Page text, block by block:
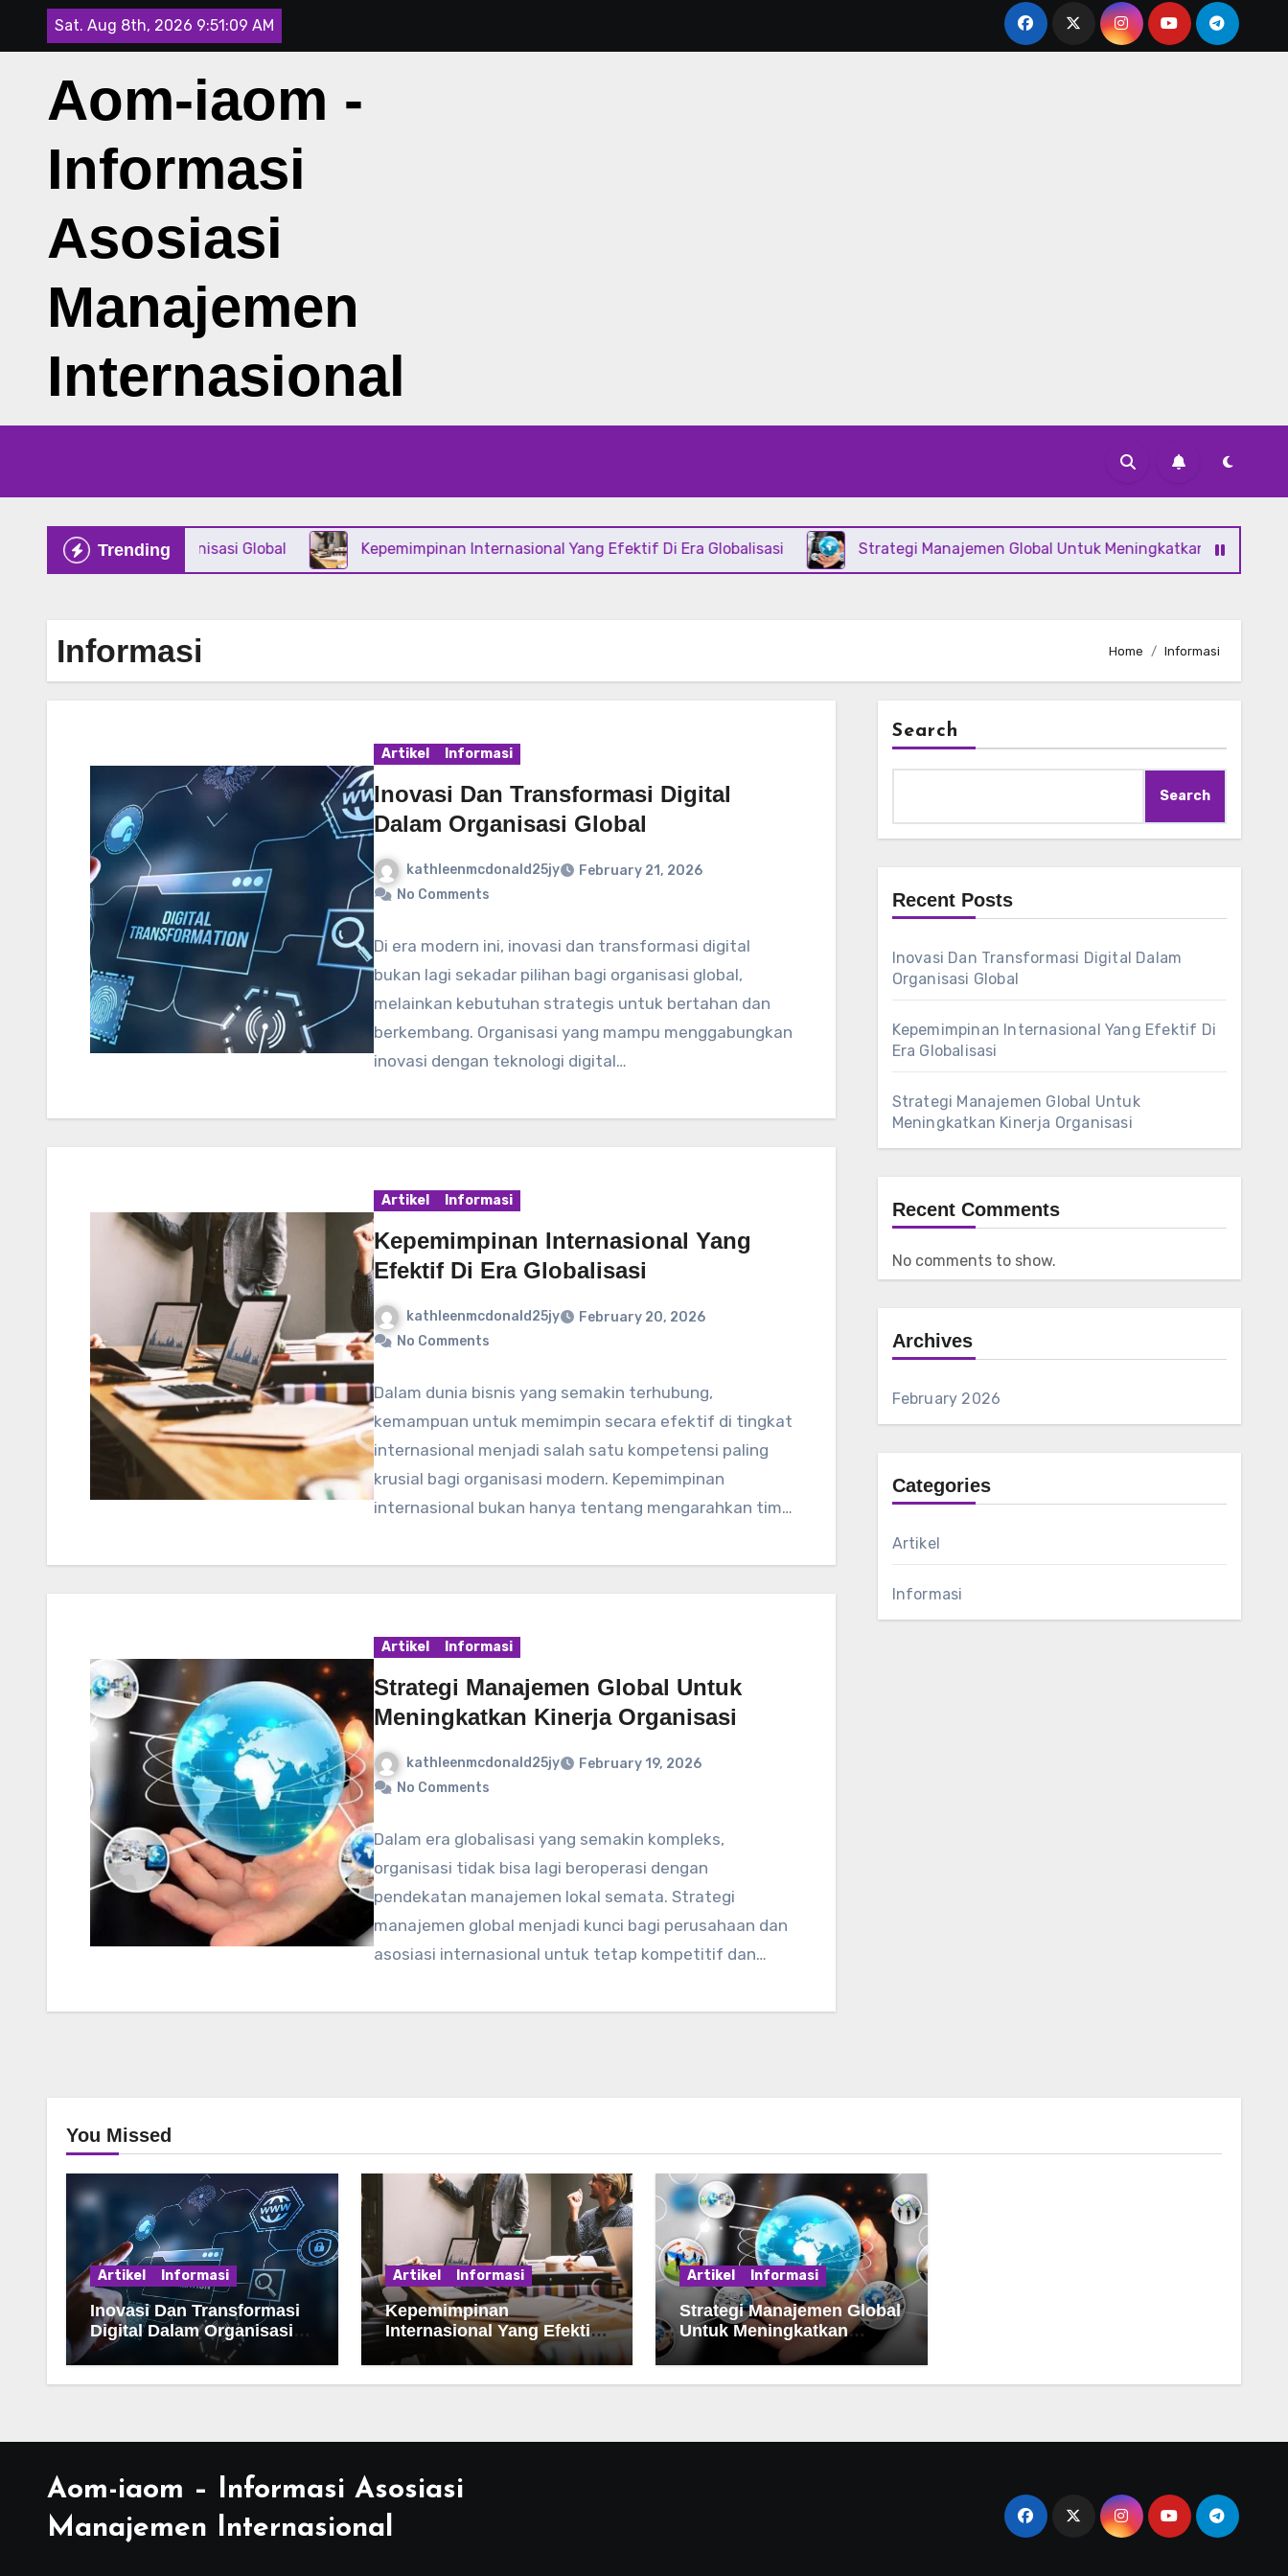
Sat. Aug 8th, 2026 9:51:10 AM
Aom-iaom -
Informasi
Asosiasi
Manajemen
Internasional
Trending
Digital Dalam Organisasi Global Kepemimpinan Internasional Yang Efektif Di Era Globalisasi Strategi Manajemen Global Untuk Meningkatkan Kinerja
Informasi Home Informasi
Artikel Informasi
Inovasi Dan Transformasi Digital
Dalam Organisasi Global
kathleenmcdonald25jy
February 21, 2026
No Comments
Di era modern ini, inovasi dan transformasi digital
bukan lagi sekadar pilihan bagi organisasi global,
melainkan kebutuhan strategis untuk bertahan dan
berkembang. Organisasi yang mampu menggabungkan
inovasi dengan teknologi digital…
Artikel Informasi
Kepemimpinan Internasional Yang
Efektif Di Era Globalisasi
kathleenmcdonald25jy
February 20, 2026
No Comments
Dalam dunia bisnis yang semakin terhubung,
kemampuan untuk memimpin secara efektif di tingkat
internasional menjadi salah satu kompetensi paling
krusial bagi organisasi modern. Kepemimpinan
internasional bukan hanya tentang mengarahkan tim…
Artikel Informasi
Strategi Manajemen Global Untuk
Meningkatkan Kinerja Organisasi
kathleenmcdonald25jy
February 19, 2026
No Comments
Dalam era globalisasi yang semakin kompleks,
organisasi tidak bisa lagi beroperasi dengan
pendekatan manajemen lokal semata. Strategi
manajemen global menjadi kunci bagi perusahaan dan
asosiasi internasional untuk tetap kompetitif dan…
Search
Search
Recent Posts
Inovasi Dan Transformasi Digital Dalam
Organisasi Global
Kepemimpinan Internasional Yang Efektif Di
Era Globalisasi
Strategi Manajemen Global Untuk
Meningkatkan Kinerja Organisasi
Recent Comments
No comments to show.
Archives
February 2026
Categories
Artikel
Informasi
You Missed
Artikel Informasi
Inovasi Dan Transformasi
Digital Dalam Organisasi
Global
Artikel Informasi
Kepemimpinan
Internasional Yang Efektif
Di Era Globalisasi
Artikel Informasi
Strategi Manajemen Global
Untuk Meningkatkan
Kinerja Organisasi
Aom-iaom – Informasi Asosiasi
Manajemen Internasional